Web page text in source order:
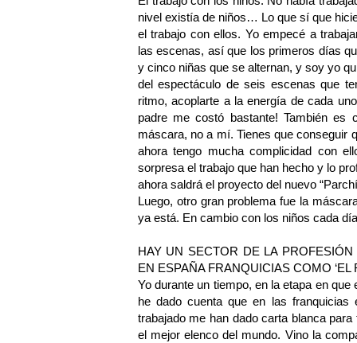
nivel existía de niños… Lo que sí que
el trabajo con ellos. Yo empecé a
las escenas, así que los primeros días
y cinco niñas que se alternan, y soy yo
del espectáculo de seis escenas que
ritmo, acoplarte a la energía de cada
padre me costó bastante! También es
máscara, no a mí. Tienes que conseguir
ahora tengo mucha complicidad con
sorpresa el trabajo que han hecho y lo
ahora saldrá el proyecto del nuevo
Luego, otro gran problema fue la
ya está. En cambio con los niños cada
HAY UN SECTOR DE LA
EN ESPAÑA FRANQUICIAS COMO
Yo durante un tiempo, en la etapa en
he dado cuenta que en las
trabajado me han dado carta blanca
el mejor elenco del mundo. Vino la